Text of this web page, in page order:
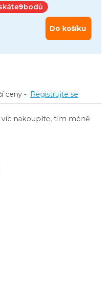
9bodů
Do košíku
ceny - Registrujte se
víc nakoupíte, tím méně